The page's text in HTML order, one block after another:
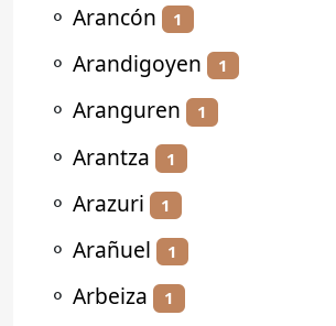
⚬ Arancón 1
⚬ Arandigoyen 1
⚬ Aranguren 1
⚬ Arantza 1
⚬ Arazuri 1
⚬ Arañuel 1
⚬ Arbeiza 1